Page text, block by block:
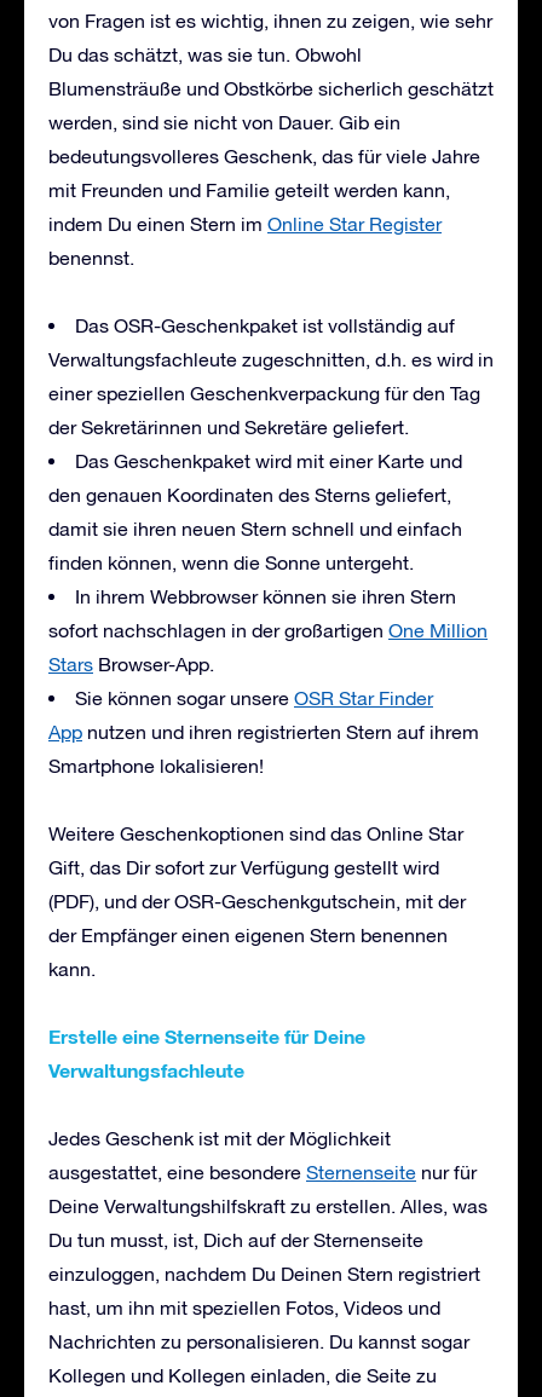
von Fragen ist es wichtig, ihnen zu zeigen, wie sehr
Du das schätzt, was sie tun. Obwohl
Blumensträuße und Obstkörbe sicherlich geschätzt
werden, sind sie nicht von Dauer. Gib ein
bedeutungsvolleres Geschenk, das für viele Jahre
mit Freunden und Familie geteilt werden kann,
indem Du einen Stern im Online Star Register
benennst.
Das OSR-Geschenkpaket ist vollständig auf
Verwaltungsfachleute zugeschnitten, d.h. es wird in
einer speziellen Geschenkverpackung für den Tag
der Sekretärinnen und Sekretäre geliefert.
Das Geschenkpaket wird mit einer Karte und
den genauen Koordinaten des Sterns geliefert,
damit sie ihren neuen Stern schnell und einfach
finden können, wenn die Sonne untergeht.
In ihrem Webbrowser können sie ihren Stern
sofort nachschlagen in der großartigen One Million
Stars Browser-App.
Sie können sogar unsere OSR Star Finder
App nutzen und ihren registrierten Stern auf ihrem
Smartphone lokalisieren!
Weitere Geschenkoptionen sind das Online Star
Gift, das Dir sofort zur Verfügung gestellt wird
(PDF), und der OSR-Geschenkgutschein, mit der
der Empfänger einen eigenen Stern benennen
kann.
Erstelle eine Sternenseite für Deine
Verwaltungsfachleute
Jedes Geschenk ist mit der Möglichkeit
ausgestattet, eine besondere Sternenseite nur für
Deine Verwaltungshilfskraft zu erstellen. Alles, was
Du tun musst, ist, Dich auf der Sternenseite
einzuloggen, nachdem Du Deinen Stern registriert
hast, um ihn mit speziellen Fotos, Videos und
Nachrichten zu personalisieren. Du kannst sogar
Kollegen und Kollegen einladen, die Seite zu